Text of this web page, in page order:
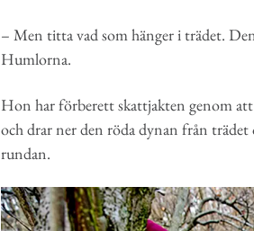
– Men titta vad som hänger i trädet.
Humlorna.
Hon har förberett skattjakten genom
och drar ner den röda dynan från trädet
rundan.